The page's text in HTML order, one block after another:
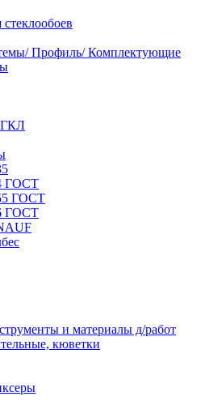
Профиль/ Комплектующие
ГКЛ
ГОСТ
ГОСТ
ГОСТ
и материалы д/работ
кюветки